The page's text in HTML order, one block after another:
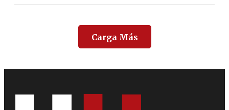
Carga Más